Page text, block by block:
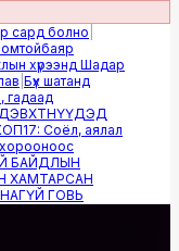
сард болно|
хүрээнд Шадар
|Бүх шатанд
Соёл, аялал
ГОВЬ